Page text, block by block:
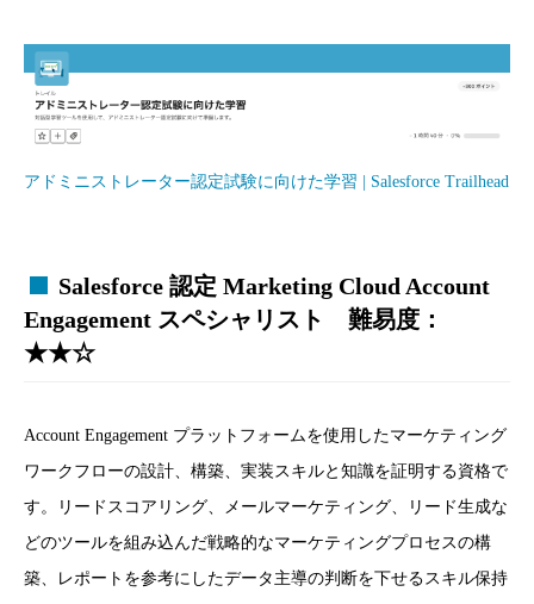
アドミニストレーター認定試験に向けた学習 | Salesforce Trailhead
Salesforce 認定 Marketing Cloud Account
Engagement スペシャリスト 難易度：
★★☆
Account Engagement プラットフォームを使用したマーケティング
ワークフローの設計、構築、実装スキルと知識を証明する資格で
す。リードスコアリング、メールマーケティング、リード生成な
どのツールを組み込んだ戦略的なマーケティングプロセスの構
築、レポートを参考にしたデータ主導の判断を下せるスキル保持